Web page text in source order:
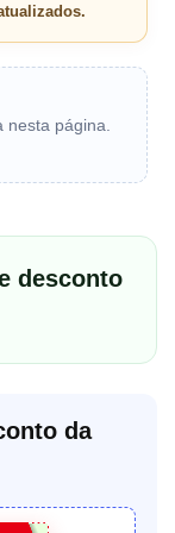
página.
desconto
da